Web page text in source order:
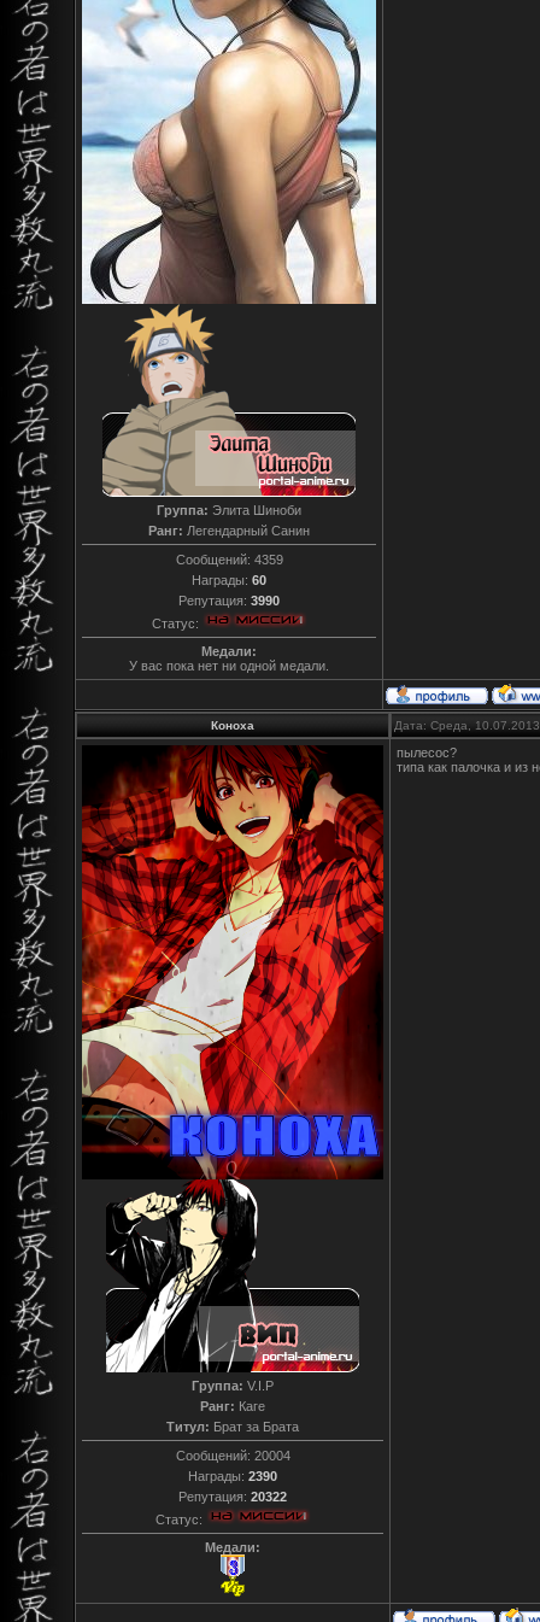
Группа: Элита Шиноби
Ранг: Легендарный Санин
Сообщений: 4359
Награды: 60
Репутация: 3990
Статус:
Медали:
У вас пока нет ни одной медали.
Коноха Дата: Среда,
Группа: V.I.P
Ранг: Каге
Титул: Брат за Брата
Сообщений: 20004
Награды: 2390
Репутация: 20322
Статус:
Медали:
пылесос?
типа как палочка и из